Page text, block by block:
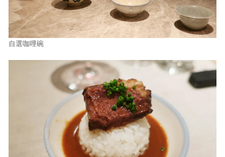
自選咖哩碗